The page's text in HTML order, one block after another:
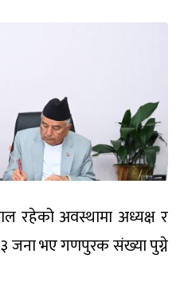
रहेको अवस्थामा अध्यक्ष र
जना भए गणपुरक संख्या पुग्ने